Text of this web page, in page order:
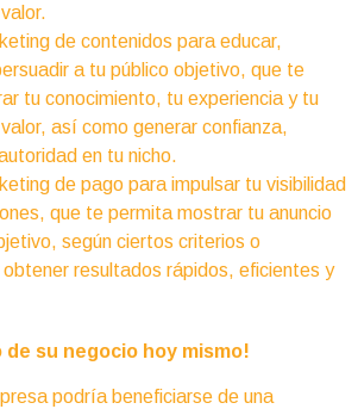
de contenidos para educar,
a tu público objetivo, que te
tu conocimiento, tu experiencia y tu
así como generar confianza,
en tu nicho.
de pago para impulsar tu visibilidad
que te permita mostrar tu anuncio
según ciertos criterios o
resultados rápidos, eficientes y
de su negocio hoy mismo!
podría beneficiarse de una